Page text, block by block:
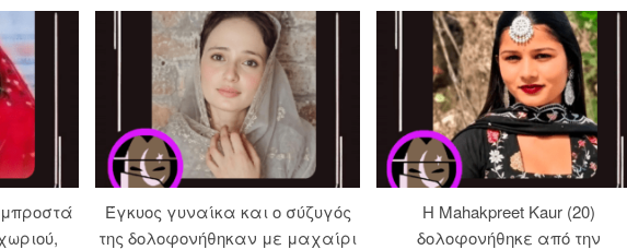
Έγκυος γυναίκα και ο σύζυγός
της δολοφονήθηκαν με μαχαίρι
Η Mahakpreet Kaur (20)
δολοφονήθηκε από την